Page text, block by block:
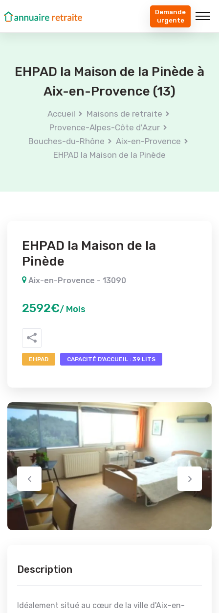
Demande
urgente
EHPAD la Maison de la Pinède à
Aix-en-Provence (13)
Accueil
Maisons de retraite
Provence-Alpes-Côte d'Azur
Bouches-du-Rhône
Aix-en-Provence
EHPAD la Maison de la Pinède
EHPAD la Maison de la
Pinède
Aix-en-Provence - 13090
2592€/ Mois
EHPAD CAPACITÉ D'ACCUEIL : 39 LITS
Description
Idéalement situé au cœur de la ville d'Aix-en-